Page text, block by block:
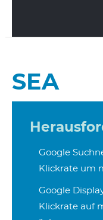
SEA
Google
Klickrate um
Google
Klickrate auf